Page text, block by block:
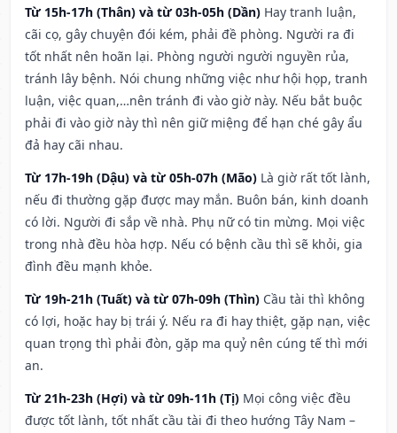
Từ 15h-17h (Thân) và từ 03h-05h (Dần) Hay tranh luận,
cãi cọ, gây chuyện đói kém, phải đề phòng. Người ra đi
tốt nhất nên hoãn lại. Phòng người người nguyền rủa,
tránh lây bệnh. Nói chung những việc như hội họp, tranh
luận, việc quan,…nên tránh đi vào giờ này. Nếu bắt buộc
phải đi vào giờ này thì nên giữ miệng để hạn ché gây ẩu
đả hay cãi nhau.
Từ 17h-19h (Dậu) và từ 05h-07h (Mão) Là giờ rất tốt lành,
nếu đi thường gặp được may mắn. Buôn bán, kinh doanh
có lời. Người đi sắp về nhà. Phụ nữ có tin mừng. Mọi việc
trong nhà đều hòa hợp. Nếu có bệnh cầu thì sẽ khỏi, gia
đình đều mạnh khỏe.
Từ 19h-21h (Tuất) và từ 07h-09h (Thìn) Cầu tài thì không
có lợi, hoặc hay bị trái ý. Nếu ra đi hay thiệt, gặp nạn, việc
quan trọng thì phải đòn, gặp ma quỷ nên cúng tế thì mới
an.
Từ 21h-23h (Hợi) và từ 09h-11h (Tị) Mọi công việc đều
được tốt lành, tốt nhất cầu tài đi theo hướng Tây Nam –